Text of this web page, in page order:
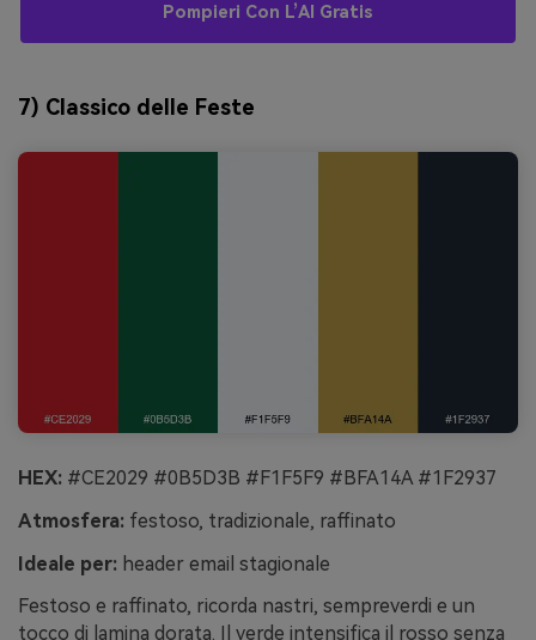
Pompieri Con L’AI Gratis
7) Classico delle Feste
HEX: #CE2029 #0B5D3B #F1F5F9 #BFA14A #1F2937
Atmosfera: festoso, tradizionale, raffinato
Ideale per: header email stagionale
Festoso e raffinato, ricorda nastri, sempreverdi e un
tocco di lamina dorata. Il verde intensifica il rosso senza